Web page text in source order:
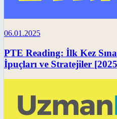
06.01.2025
PTE Reading: İlk Kez
İpuçları ve Stratejiler